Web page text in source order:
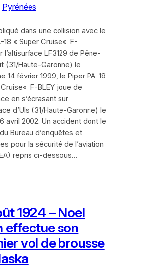
Pyrénées
dans une collision avec le
18 « Super Cruise« F-
l’altisurface LF3129 de Pêne-
(31/Haute-Garonne) le
14 février 1999, le Piper PA-18
F-BLEY joue de
en s’écrasant sur
d’Uls (31/Haute-Garonne) le
avril 2002. Un accident dont le
Bureau d’enquêtes et
pour la sécurité de l’aviation
repris ci-dessous…
1924 – Noel
effectue son
vol de brousse